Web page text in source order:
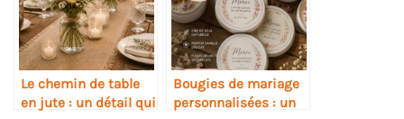
Le chemin de table
en jute : un détail qui
Bougies de mariage
personnalisées : un